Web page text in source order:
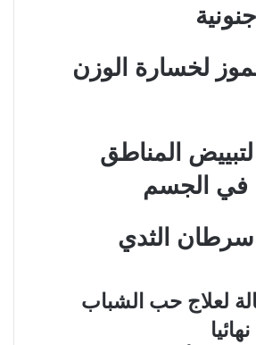
لخسارة الوزن
المناطق
في الجسم
الثدي
لعلاج حب الشباب